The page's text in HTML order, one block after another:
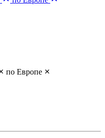
по Европе